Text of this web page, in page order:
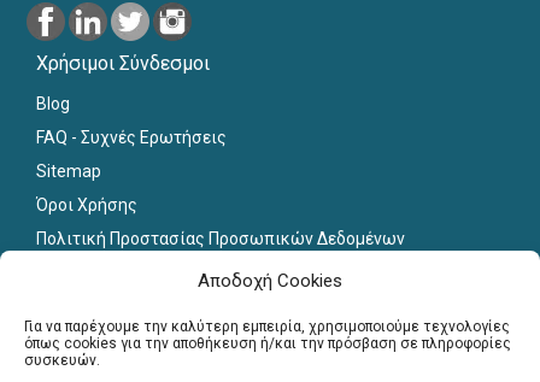
Αποδοχή Cookies
Για να παρέχουμε την καλύτερη εμπειρία, χρησιμοποιούμε τεχνολογίες
όπως cookies για την αποθήκευση ή/και την πρόσβαση σε πληροφορίες
συσκευών.
Χρήσιμοι Σύνδεσμοι
Blog
FAQ - Συχνές Ερωτήσεις
Sitemap
Όροι Χρήσης
Πολιτική Προστασίας Προσωπικών Δεδομένων
Για εκπαιδευτικούς
Εγγραφή